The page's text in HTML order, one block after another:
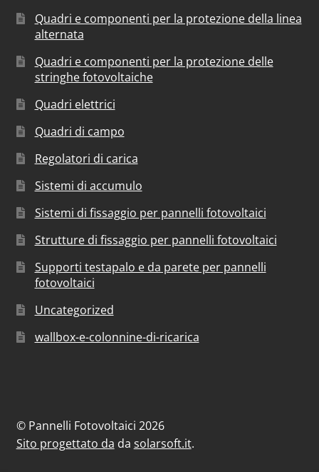
Quadri e componenti per la protezione della linea
alternata
Quadri e componenti per la protezione delle
stringhe fotovoltaiche
Quadri elettrici
Quadri di campo
Regolatori di carica
Sistemi di accumulo
Sistemi di fissaggio per pannelli fotovoltaici
Strutture di fissaggio per pannelli fotovoltaici
Supporti testapalo e da parete per pannelli
fotovoltaici
Uncategorized
wallbox-e-colonnine-di-ricarica
© Pannelli Fotovoltaici 2026
Sito progettato da da solarsoft.it.